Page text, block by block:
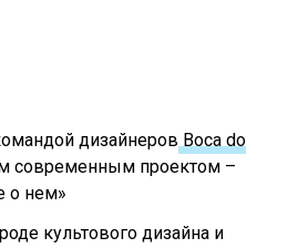
дизайнеров Boca do
современным проектом –
о нем»
культового дизайна и